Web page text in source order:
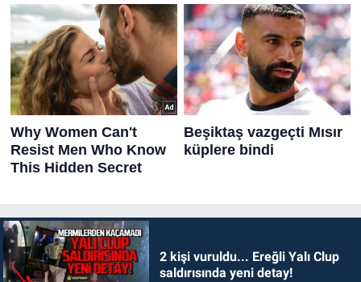
2 kişi vuruldu... Ereğli Yalı Clup
saldırısında yeni detay!